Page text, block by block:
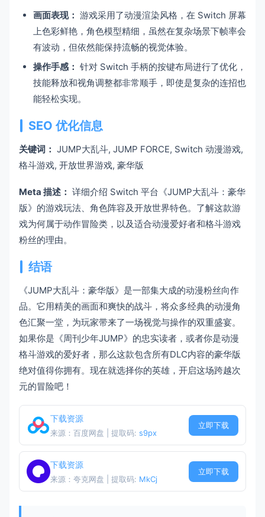
画面表现： 游戏采用了动漫渲染风格，在 Switch 屏幕
上色彩鲜艳，角色模型精细，虽然在复杂场景下帧率会
有波动，但依然能保持流畅的视觉体验。
操作手感： 针对 Switch 手柄的按键布局进行了优化，
技能释放和视角调整都非常顺手，即使是复杂的连招也
能轻松实现。
SEO 优化信息
关键词： JUMP大乱斗, JUMP FORCE, Switch 动漫游戏,
格斗游戏, 开放世界游戏, 豪华版
Meta 描述： 详细介绍 Switch 平台《JUMP大乱斗：豪华
版》的游戏玩法、角色阵容及开放世界特色。了解这款游
戏为何属于动作冒险类，以及适合动漫爱好者和格斗游戏
粉丝的理由。
结语
《JUMP大乱斗：豪华版》是一部集大成的动漫粉丝向作
品。它用精美的画面和爽快的战斗，将众多经典的动漫角
色汇聚一堂，为玩家带来了一场视觉与操作的双重盛宴。
如果你是《周刊少年JUMP》的忠实读者，或者你是动漫
格斗游戏的爱好者，那么这款包含所有DLC内容的豪华版
绝对值得你拥有。现在就选择你的英雄，开启这场跨越次
元的冒险吧！
下载资源
来源：百度网盘 | 提取码: s9px
立即下载
下载资源
来源：夸克网盘 | 提取码: MkCj
立即下载